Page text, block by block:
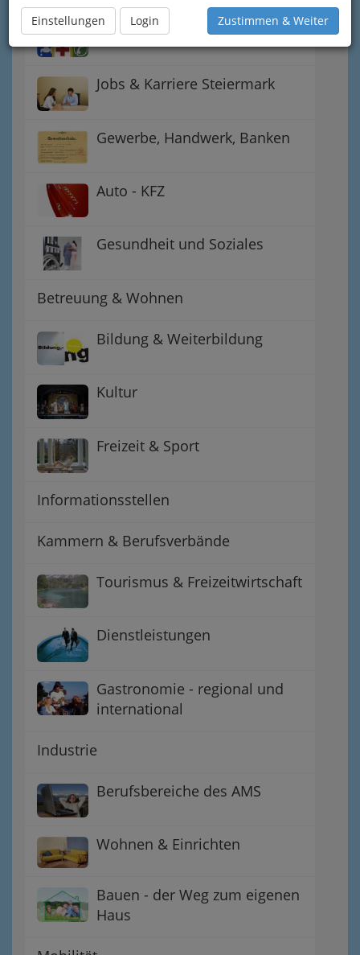
Einstellungen Login Zustimmen & Weiter
Notdienste für (fast) alle Fälle
Jobs & Karriere Steiermark
Gewerbe, Handwerk, Banken
Auto - KFZ
Gesundheit und Soziales
Betreuung & Wohnen
Bildung & Weiterbildung
Kultur
Freizeit & Sport
Informationsstellen
Kammern & Berufsverbände
Tourismus & Freizeitwirtschaft
Dienstleistungen
Gastronomie - regional und
international
Industrie
Berufsbereiche des AMS
Wohnen & Einrichten
Bauen - der Weg zum eigenen
Haus